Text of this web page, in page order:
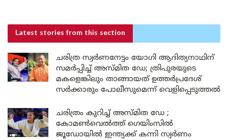
Latest stories from this section
ചരിത്ര സ്വർണനേട്ടം യോഗി ആദിത്യനാഥിന്
സമർപ്പിച്ച് അസ്മിത ഡേ; ത്രിപുരയുടെ
മകളെങ്കിലും താങ്ങായത് ഉത്തർപ്രദേശ്
സർക്കാരും പോലീസുമെന്ന് വെളിപ്പെടുത്തൽ
ചരിത്രം കുറിച്ച് അസ്മിത ഡേ ;
കോമൺവെൽത്ത് ഗെയിംസിൽ
ജൂഡോയിൽ ഇന്ത്യക്ക് കന്നി സ്വർണം